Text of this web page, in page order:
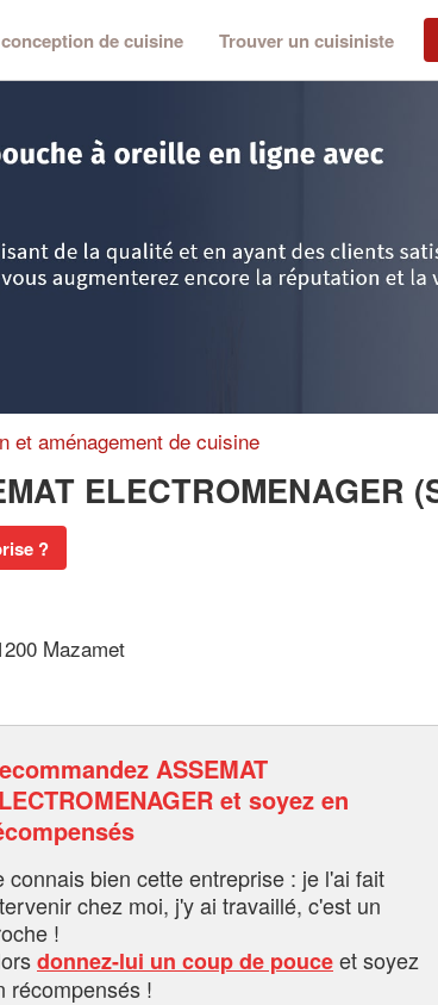
de cuisine Trouver un cuisiniste
et aménagement de cuisine
ELECTROMENAGER
?
Mazamet
ASSEMAT
et soyez en
connais bien cette entreprise : je l'ai fait
chez moi, j'y ai travaillé, c'est un
!
donnez-lui un coup de pouceet soyez
récompensés !